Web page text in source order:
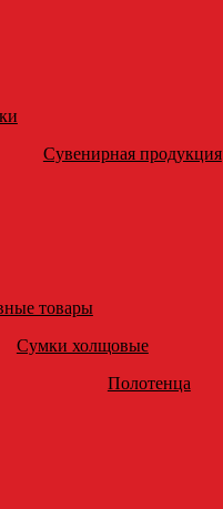
Сувенирная продукция
товары
Сумки холщовые
Полотенца